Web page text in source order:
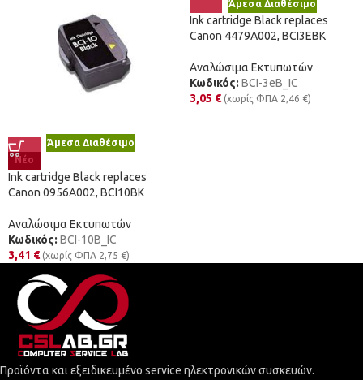
Άμεσα Διαθέσιμο
Νέο
Ink cartridge Black replaces
Canon 0956A002, BCI10BK
Αναλώσιμα Εκτυπωτών
Κωδικός: BCI-10B_IC
3,41 € (χωρίς ΦΠΑ 2,75 €)
Άμεσα Διαθέσιμο
Ink cartridge Black replaces
Canon 4479A002, BCI3EBK
Αναλώσιμα Εκτυπωτών
Κωδικός: BCI-3eB_IC
3,05 € (χωρίς ΦΠΑ 2,46 €)
Προϊόντα και εξειδικευμένο service ηλεκτρονικών συσκευών.